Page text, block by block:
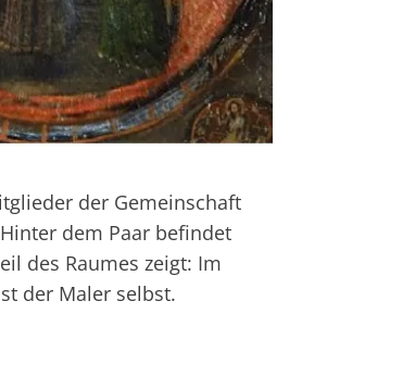
der Gemeinschaft
dem Paar befindet
des Raumes zeigt: Im
der Maler selbst.